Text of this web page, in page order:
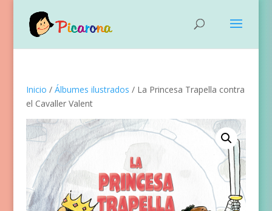
Inicio / Álbumes ilustrados / La Princesa Trapella contra
el Cavaller Valent